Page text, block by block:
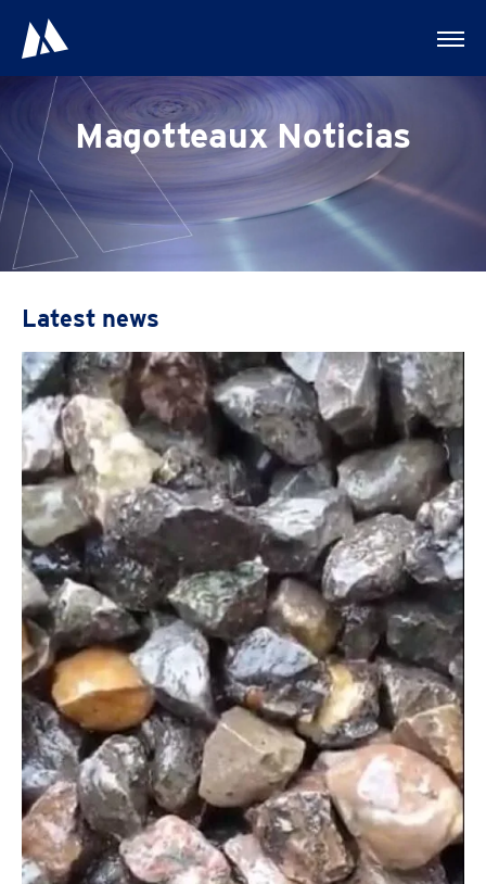
Magotteaux Noticias
Latest news